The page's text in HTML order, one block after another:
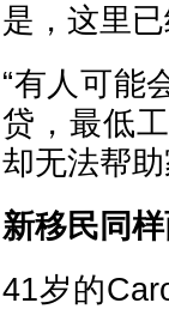
是，这里
“有人可能
贷，最低
却无法帮
新移民同
41岁的